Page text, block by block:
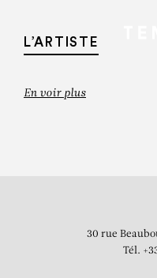
L’ARTISTE
En voir plus
30 rue
Tél.